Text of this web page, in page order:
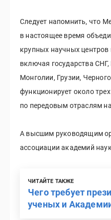
Следует напомнить, что
в настоящее время
крупных научных центров
включая государства
Монголии, Грузии,
функционирует около
по передовым отраслям
А высшим руководящим
ассоциации академий
ЧИТАЙТЕ ТАКЖЕ
Чего требует
ученых и